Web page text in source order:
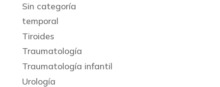
Sin categoría
temporal
Tiroides
Traumatología
Traumatología infantil
Urología